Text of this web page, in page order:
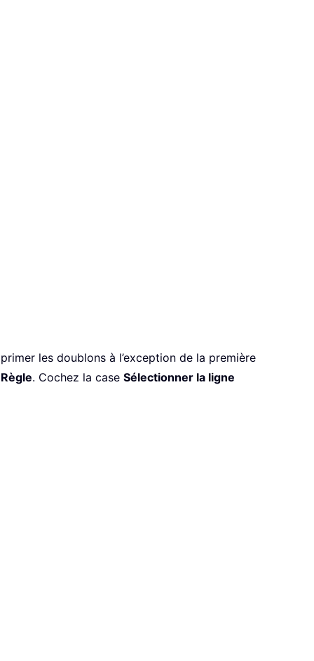
les doublons à l’exception de la première
Règle. Cochez la case Sélectionner la ligne